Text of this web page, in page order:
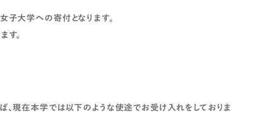
子大学への寄付となります。
す。
、現在本学では以下のような使途でお受け入れをしておりま